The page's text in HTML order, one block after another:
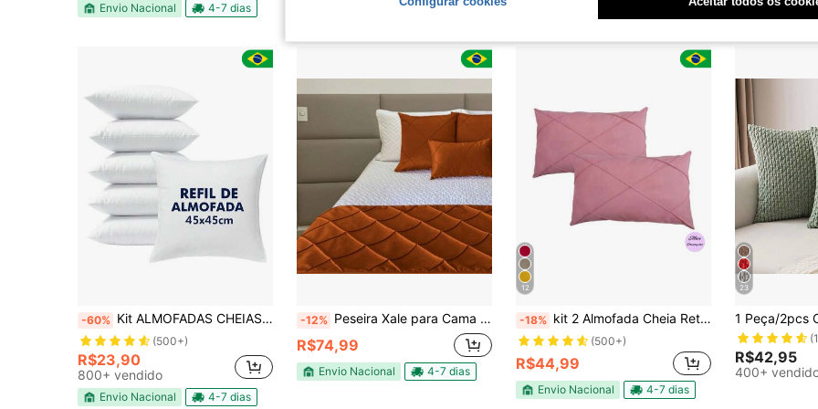
Envio Nacional 4-7 dias
-60% Kit ALMOFADAS CHEIAS refil enchimento 45x45 ANTIALÉRGICO
(500+)
R$23,90
800+ vendido
Envio Nacional 4-7 dias
-12% Peseira Xale para Cama Casal Decorativo em Suede Drapeada e 2 Capas Almofadas Baguete 50cmx30cm
R$74,99
Envio Nacional 4-7 dias
12
-18% kit 2 Almofada Cheia Retangular Suede Drapeada Baguete 30cmx50cm
(500+)
R$44,99
Envio Nacional 4-7 dias
23
R$42,95
400+